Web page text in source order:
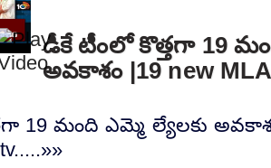
డీకే టీంలో కొత్తగా 19
అవకాశం |19 new
19 మంది ఎమ్మె ల్యేలకు